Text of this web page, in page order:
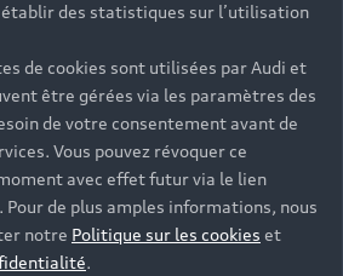
établir des statistiques sur l’utilisation
de cookies sont utilisées par Audi et
être gérées via les paramètres des
de votre consentement avant de
Vous pouvez révoquer ce
avec effet futur via le lien
Pour de plus amples informations, nous
notre Politique sur les cookies et
.